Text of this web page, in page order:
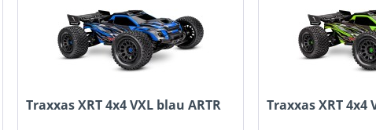
Traxxas XRT 4x4 VXL blau ARTR Traxxas XRT 4x4